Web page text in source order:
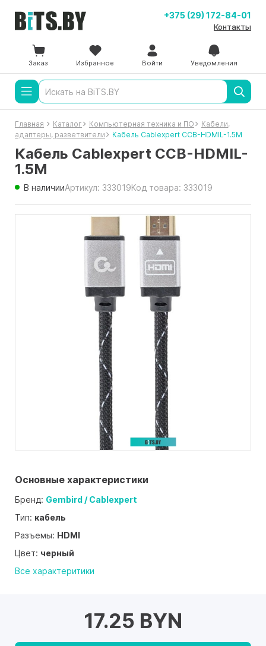
+375 (29) 172-84-01
Контакты
Заказ Избранное Войти Уведомления
Главная Каталог Компьютерная техника и ПО
Кабели,
адаптеры, разветвители
Кабель Cablexpert CCB-HDMIL-1.5M
Кабель Cablexpert CCB-HDMIL-
1.5M
В наличииАртикул: 333019Код товара: 333019
Основные характеристики
Бренд: Gembird / Cablexpert
Тип: кабель
Разъемы: HDMI
Цвет: черный
Все характеритики
17.25 BYN